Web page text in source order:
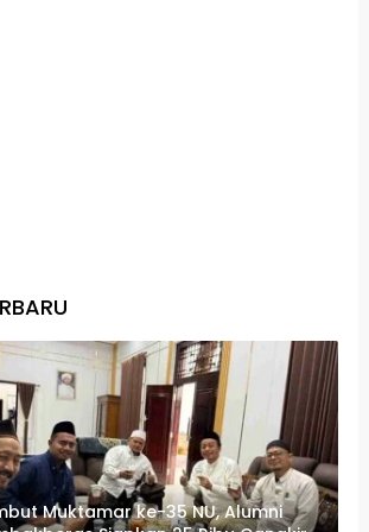
Muktamar ke-35 NU, Alumni